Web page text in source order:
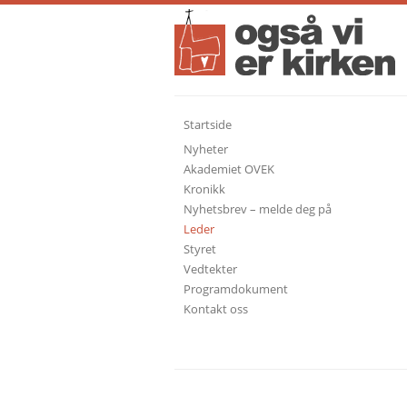
Startside
Nyheter
Akademiet OVEK
Kronikk
Nyhetsbrev – melde deg på
Leder
Styret
Vedtekter
Programdokument
Kontakt oss